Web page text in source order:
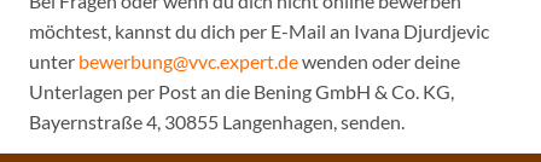
möchtest, kannst du dich per E-Mail an Ivana Djurdjevic
unter bewerbung@vvc.expert.dewenden oder deine
Unterlagen per Post an die Bening GmbH & Co. KG,
Bayernstraße 4, 30855 Langenhagen, senden.